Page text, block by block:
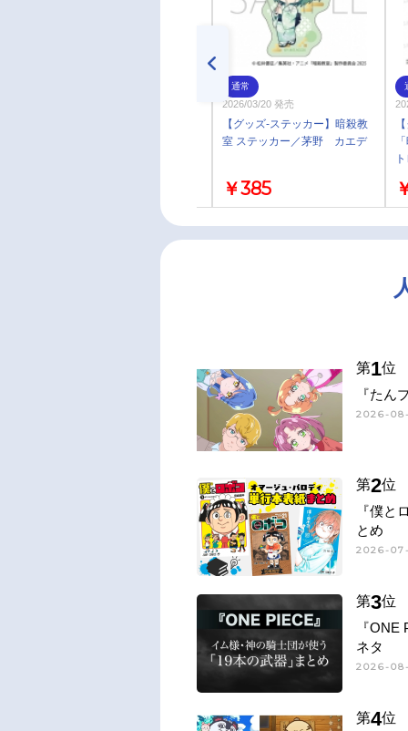
通常
2026/03/20 発売
【グッズ-ステッカー】暗殺教
室 ステッカー／茅野 カエデ
￥385
第1位
『たん
2026-
第2位
『僕と
とめ
2026-
第3位
『
ネタ
2026-
第4位